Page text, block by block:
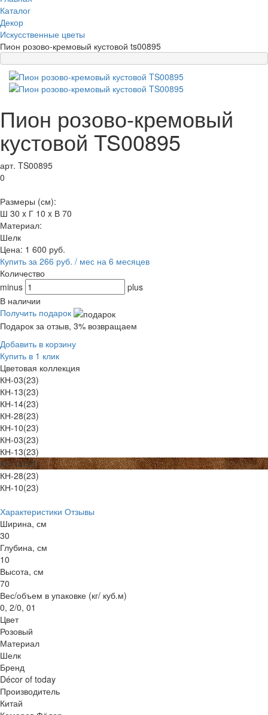
Каталог
Декор
Искусственные цветы
Пион розово-кремовый кустовой ts00895
Пион розово-кремовый
кустовой TS00895
арт. TS00895
0
Размеры (см):
Ш 30 x Г 10 x В 70
Материал:
Шелк
Цена: 1 600 руб.
Купить за 266 руб. / мес на 6 месяцев
Количество
minus
plus
В наличии
Получить подарок
Подарок за отзыв, 3% возвращаем
Добавить в корзину
Купить в 1 клик
Цветовая коллекция
КН-03(23)
КН-13(23)
КН-14(23)
КН-28(23)
КН-10(23)
КН-03(23)
КН-13(23)
КН-14(23)
КН-28(23)
КН-10(23)
Характеристики Отзывы
Ширина, см
30
Глубина, см
10
Высота, см
70
Вес/объем в упаковке (кг/ куб.м)
0, 2/0, 01
Цвет
Розовый
Материал
Шелк
Бренд
Décor of today
Производитель
Китай